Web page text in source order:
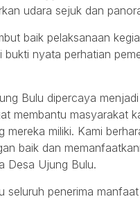
udara sejuk dan
baik pelaksanaan
nyata perhatian
Bulu dipercaya
membantu masyarakat
miliki. Kami
baik dan
Desa Ujung Bulu.
seluruh penerima